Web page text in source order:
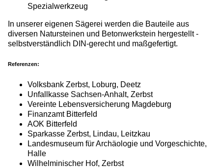
Spezialwerkzeug
In unserer eigenen Sägerei werden die Bauteile aus
diversen Natursteinen und Betonwerkstein hergestellt -
selbstverständlich DIN-gerecht und maßgefertigt.
Referenzen:
Volksbank Zerbst, Loburg, Deetz
Unfallkasse Sachsen-Anhalt, Zerbst
Vereinte Lebensversicherung Magdeburg
Finanzamt Bitterfeld
AOK Bitterfeld
Sparkasse Zerbst, Lindau, Leitzkau
Landesmuseum für Archäologie und Vorgeschichte,
Halle
Wilhelminischer Hof, Zerbst